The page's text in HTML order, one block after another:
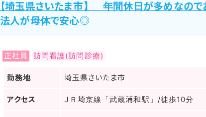
【埼玉県さいたま市】 年間休日が多めなので
法人が母体で安心◎
正社員 訪問看護(訪問診療)
勤務地 埼玉県さいたま市
アクセス ＪＲ埼京線「武蔵浦和駅」/徒歩10分